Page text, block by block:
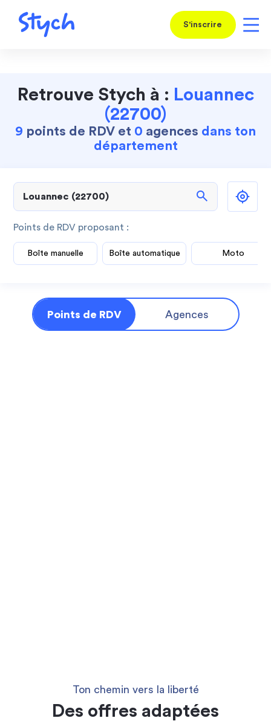
S'inscrire
Retrouve Stych à : Louannec
(22700)
9 points de RDV et 0 agences dans ton
département
search
Points de RDV proposant :
Boîte manuelle Boîte automatique Moto
Points de RDV Agences
Ton chemin vers la liberté
Des offres adaptées